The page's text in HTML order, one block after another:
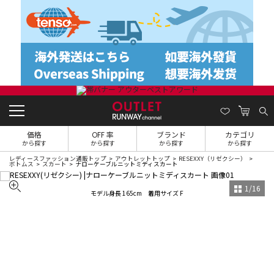
価格
から探す
OFF 率
から探す
ブランド
から探す
カテゴリ
から探す
レディースファッション通販トップ アウトレットトップ RESEXXY（リゼクシー）
ボトムス スカート ナローケーブルニットミディスカート
モデル身長 165cm 着用サイズ F 1 /16